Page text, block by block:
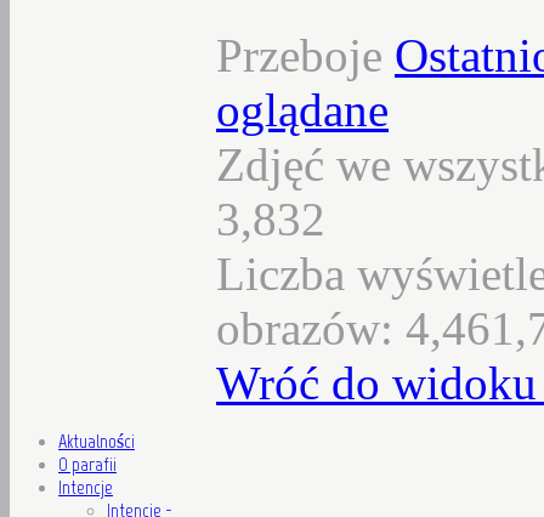
Przeboje
oglądane
Zdjęć we
3,832
Liczba
obrazów:
Wróć do
Aktualności
O parafii
Intencje
Intencje -